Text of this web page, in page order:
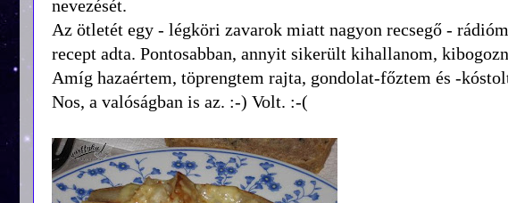
nevezését.
Az ötletét egy - légköri zavarok miatt nagyon recsegő -
recept adta. Pontosabban, annyit sikerült kihallanom,
Amíg hazaértem, töprengtem rajta, gondolat-főztem és -
Nos, a valóságban is az. :-) Volt. :-(